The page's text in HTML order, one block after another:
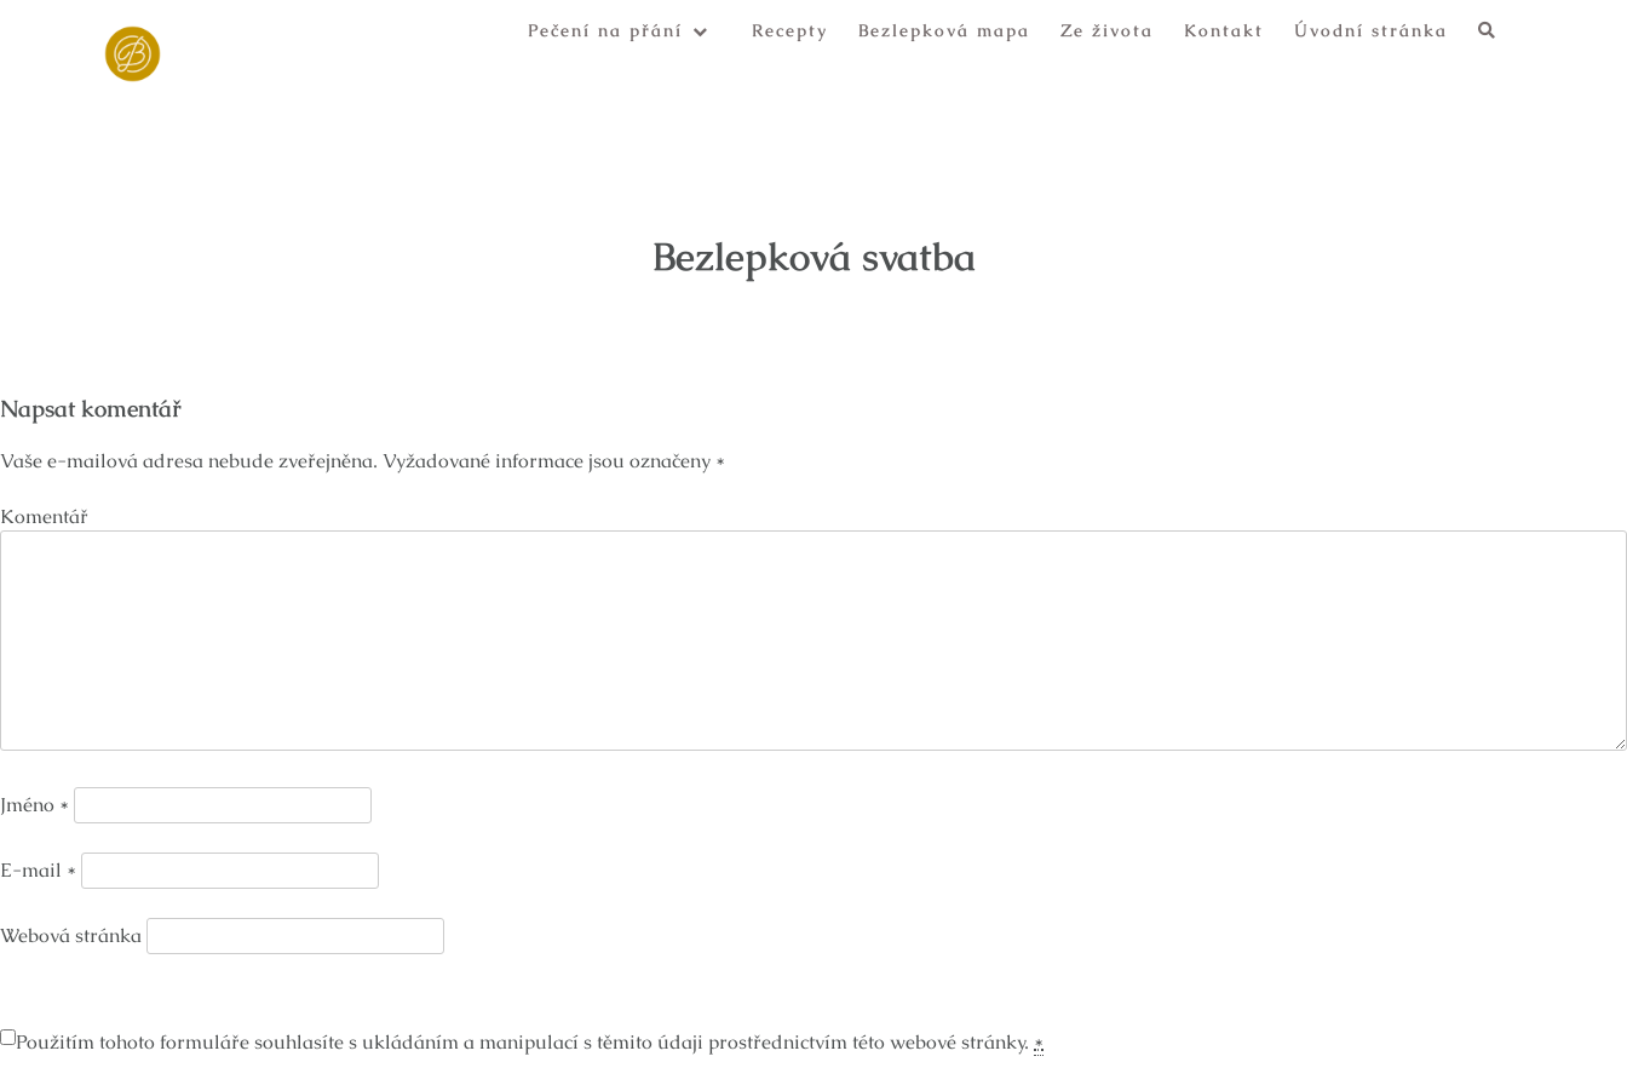
Pečení na přání Recepty Bezlepková mapa Ze života Kontakt Úvodní stránka
Bezlepková svatba
Napsat komentář
Vaše e-mailová adresa nebude zveřejněna. Vyžadované informace jsou označeny *
Komentář
Jméno *
E-mail *
Webová stránka
Použitím tohoto formuláře souhlasíte s ukládáním a manipulací s těmito údaji prostřednictvím této webové stránky. *